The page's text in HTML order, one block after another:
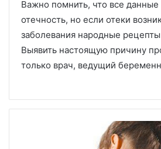
Важно помнить, что все
отечность, но если отеки
заболевания народные
Выявить настоящую причину
только врач, ведущий